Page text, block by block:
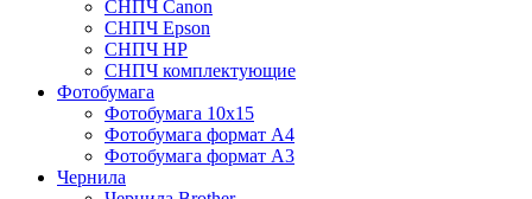
СНПЧ Canon
СНПЧ Epson
СНПЧ HP
СНПЧ комплектующие
Фотобумага
Фотобумага 10х15
Фотобумага формат А4
Фотобумага формат А3
Чернила